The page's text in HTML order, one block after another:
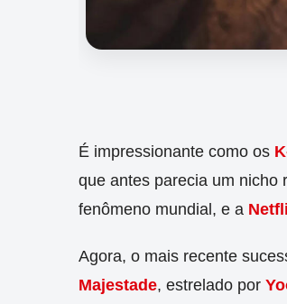
É impressionante como os
que antes parecia um nicho
fenômeno mundial, e a
Agora, o mais recente
Majestade, estrelado por